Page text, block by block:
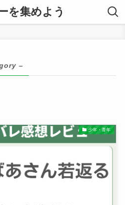
を集めよう
–
少年・青年